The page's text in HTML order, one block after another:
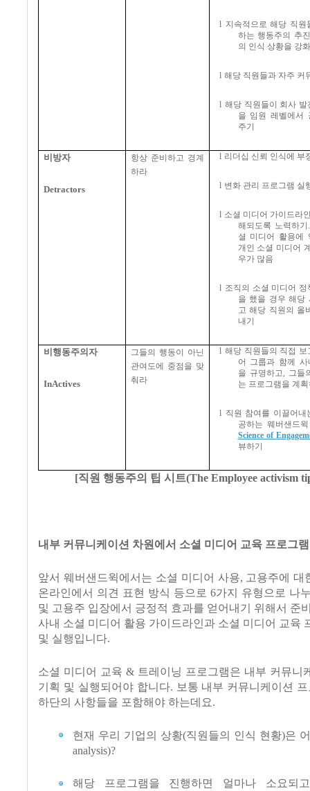
l 지속적으로 해당 직원
하는 행동주의 추
의 인식 상황을 강
l 해당 직원들과 자주 커
l 해당 직원들이 회사
을 임원 레벨에서
주기
비방자
Detractors
항상 준비하고 경계
하라
l 리더십 신뢰 인식에 부
l 변화 관리 프로그램 실
l 소셜 미디어 가이드라
해되도록 노력하기
셜 미디어 활용에
개인 소셜 미디어
우가 많음
l 조직의 소셜 미디어
을 했을 경우 해당
고 해당 직원의 올
내기
비행동주의자
InActives
그들의 행동이 아닌
관여도에 중점을 맞
춰라
l 해당 직원들의 직접
어 그룹과 함께 사
을 규명하고, 그들
는 프로그램을 계
l 직원 참여를 이끌어내
공하는 웨버샌드
Science of
뷰하기
[직원 행동주의 팁 시트(The Employee activism
내부 커뮤니케이션 차원에서 소셜 미디어 교육 프로그
앞서 웨버샌드윅에서는 소셜 미디어 사용, 고용주에 대
온라인에서 의견 표현 방식 등으로 6가지 유형으로 나
및 고용주 입장에서 긍정적 효과를 얻어내기 위해서 준
사내 소셜 미디어 활용 가이드라인과 소셜 미디어 교육
및 실행입니다.
소셜 미디어 교육 & 트레이닝 프로그램은 내부 커뮤니
기획 및 실행되어야 합니다. 보통 내부 커뮤니케이션
하단의 사항들을 포함해야 하는데요.
현재 우리 기업의 상황(직원들의 인식 현황)은
analysis)?
해당 프로그램을 진행하면 얼마나 소요되